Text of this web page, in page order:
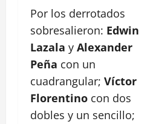
Por los derrotados
sobresalieron: Edwin
Lazala y Alexander
Peña con un
cuadrangular; Víctor
Florentino con dos
dobles y un sencillo;